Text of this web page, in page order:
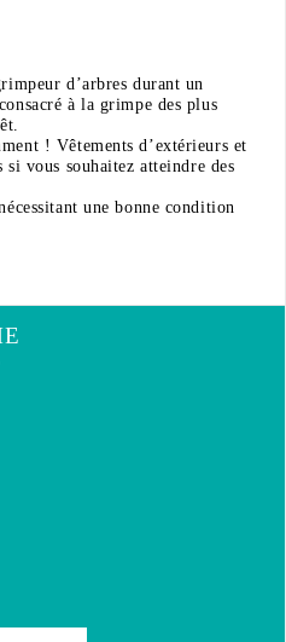
d’arbres durant un
à la grimpe des plus
! Vêtements d’extérieurs et
si vous souhaitez atteindre des
une bonne condition